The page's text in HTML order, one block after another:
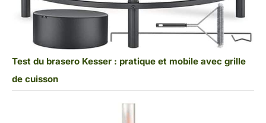
Test du brasero Kesser : pratique et mobile avec grille
de cuisson